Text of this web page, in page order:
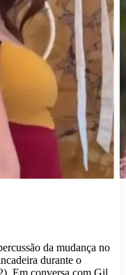
da mudança no
durante o